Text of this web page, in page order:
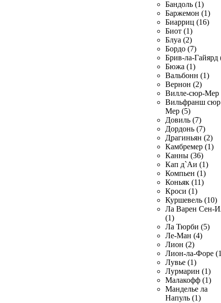
Бандоль (1)
Баржемон (1)
Биарриц (16)
Биот (1)
Блуа (2)
Бордо (7)
Брив-ла-Гайярд
Бюжа (1)
Вальбонн (1)
Вернон (2)
Вилле-сюр-Мер
Вильфранш сюр
Мер (5)
Довиль (7)
Дордонь (7)
Драгиньян (2)
Камбремер (1)
Канны (36)
Кап д`Аи (1)
Компьен (1)
Коньяк (11)
Кроси (1)
Куршевель (10)
Ла Варен Сен-
(1)
Ла Тюрби (5)
Ле-Ман (4)
Лион (2)
Лион-ла-Форе
Лувье (1)
Лурмарин (1)
Малакофф (1)
Манделье ла
Напуль (1)